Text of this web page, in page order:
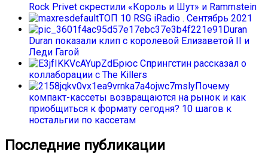
Rock Privet скрестили «Король и Шут» и Rammstein
ТОП 10 RSG iRadio . Сентябрь 2021
Duran
Duran показали клип с королевой Елизаветой II и
Леди Гагой
Брюс Спрингстин рассказал о
коллаборации с The Killers
Почему
компакт-кассеты возвращаются на рынок и как
приобщиться к формату сегодня? 10 шагов к
ностальгии по кассетам
Последние публикации